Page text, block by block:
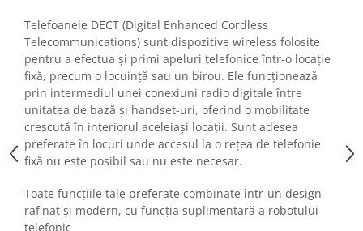
Genti si accesorii femei
Imbracaminte barbati
Imbracaminte femei
Imbracaminte si Incaltaminte copii
Incaltaminte barbati
Incaltaminte femei
Ochelari de soare
Gaming, Carti & Birotica
Birotica & Papetarie
Telefoanele DECT (Digital Enhanced Cordless
Telecommunications) sunt dispozitive wireless folosite
pentru a efectua și primi apeluri telefonice într-o locație
fixă, precum o locuință sau un birou. Ele funcționează
prin intermediul unei conexiuni radio digitale între
unitatea de bază și handset-uri, oferind o mobilitate
crescută în interiorul aceleiași locații. Sunt adesea
preferate în locuri unde accesul la o rețea de telefonie
fixă nu este posibil sau nu este necesar.
Toate funcțiile tale preferate combinate într-un design
rafinat și modern, cu funcția suplimentară a robotului
telefonic